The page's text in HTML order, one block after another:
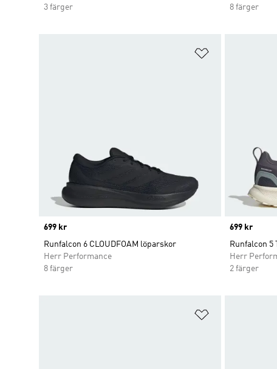
3 färger
8 färger
Price
699 kr
Runfalcon 6 CLOUDFOAM löparskor
Herr Performance
8 färger
Price
699 kr
Runfalcon 5
Herr
2 färger